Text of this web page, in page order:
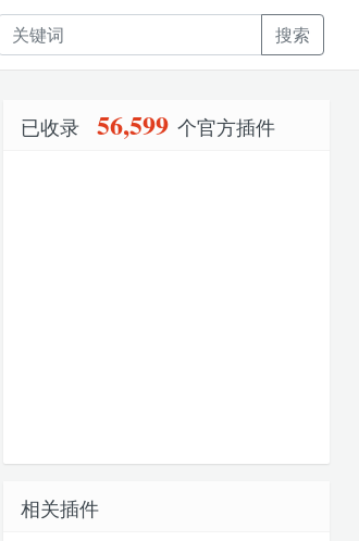
搜索
已收录 56,599 个官方插件
相关插件